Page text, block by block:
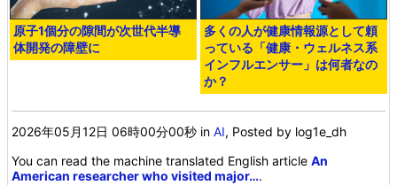
原子1個分の隙間が次世代半導
体開発の障壁に
多くの人が健康情報源として頼
っている「健康・ウェルネス系
インフルエンサー」は何者なの
か？
2026年05月12日 06時00分00秒 inAI, Posted by log1e_dh
You can read the machine translated English articleAn
American researcher who visited major….